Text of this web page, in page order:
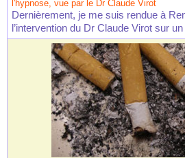
l'hypnose, vue par le Dr Claude Virot
Dernièrement, je me suis rendue à
l’intervention du Dr Claude Virot sur